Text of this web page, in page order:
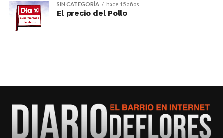
SIN CATEGORÍA hace 15 años
El precio del Pollo